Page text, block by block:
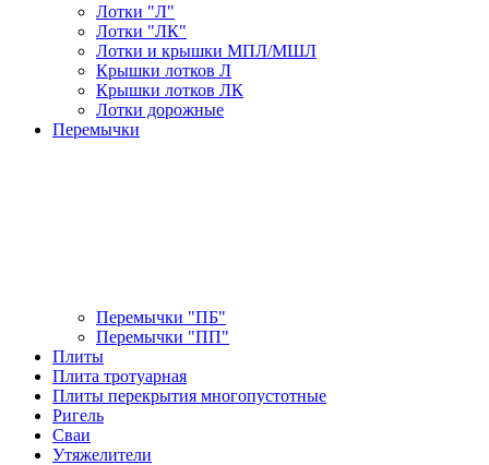
Лотки "Л"
Лотки "ЛК"
Лотки и крышки МПЛ/МШЛ
Крышки лотков Л
Крышки лотков ЛК
Лотки дорожные
Перемычки
Перемычки "ПБ"
Перемычки "ПП"
Плиты
Плита тротуарная
Плиты перекрытия многопустотные
Ригель
Сваи
Утяжелители